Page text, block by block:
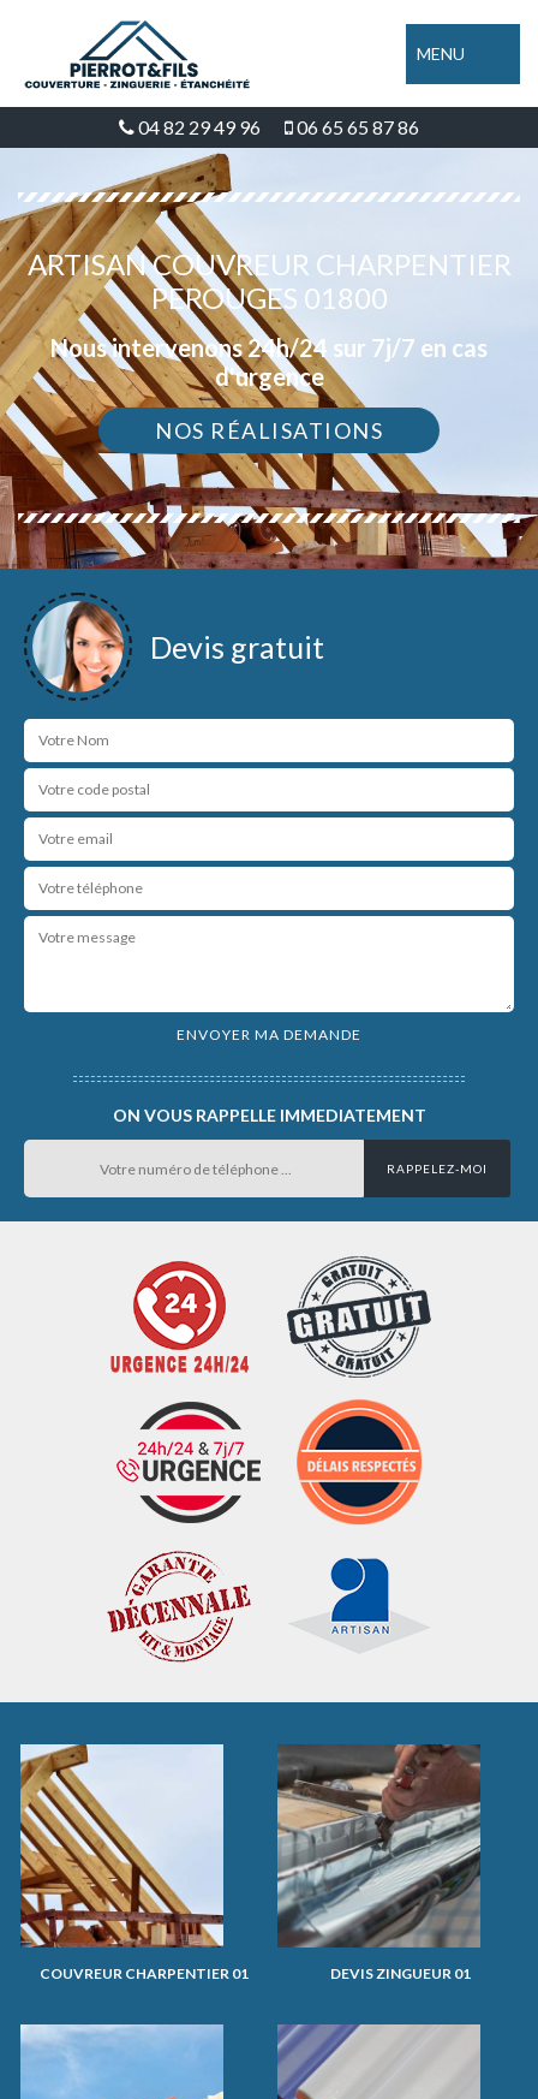
MENU
04 82 29 49 96 06 65 65 87 86
ARTISAN COUVREUR CHARPENTIER
PEROUGES 01800
Nous intervenons 24h/24 sur 7j/7 en cas
d'urgence
NOS RÉALISATIONS
Devis gratuit
ON VOUS RAPPELLE IMMEDIATEMENT
COUVREUR CHARPENTIER 01 DEVIS ZINGUEUR 01